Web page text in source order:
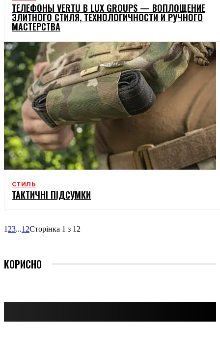
ТЕЛЕФОНЫ VERTU В LUX GROUPS — ВОПЛОЩЕНИЕ
ЭЛИТНОГО СТИЛЯ, ТЕХНОЛОГИЧНОСТИ И РУЧНОГО
МАСТЕРСТВА
СТИЛЬ
ТАКТИЧНІ ПІДСУМКИ
1 23...12Сторінка 1 з 12
КОРИСНО